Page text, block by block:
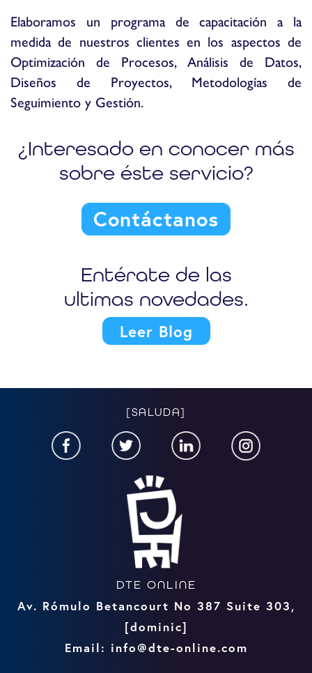
Elaboramos un programa de capacitación a la
medida de nuestros clientes en los aspectos de
Optimización de Procesos, Análisis de Datos,
Diseños de Proyectos, Metodologías de
Seguimiento y Gestión.
¿Interesado en conocer más
sobre éste servicio?
Contáctanos
Entérate de las
ultimas novedades.
Leer Blog
[SALUDA]
DTE ONLINE
Av. Rómulo Betancourt No 387 Suite 303,
[dominic]
Email: info@dte-online.com